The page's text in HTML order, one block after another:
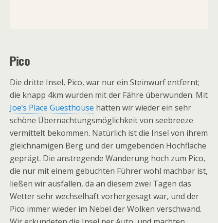
Pico
Die dritte Insel, Pico, war nur ein Steinwurf entfernt;
die knapp 4km wurden mit der Fähre überwunden. Mit
Joe’s Place Guesthouse hatten wir wieder ein sehr
schöne Übernachtungsmöglichkeit von seebreeze
vermittelt bekommen. Natürlich ist die Insel von ihrem
gleichnamigen Berg und der umgebenden Hochfläche
geprägt. Die anstregende Wanderung hoch zum Pico,
die nur mit einem gebuchten Führer wohl machbar ist,
ließen wir ausfallen, da an diesem zwei Tagen das
Wetter sehr wechselhaft vorhergesagt war, und der
Pico immer wieder im Nebel der Wolken verschwand.